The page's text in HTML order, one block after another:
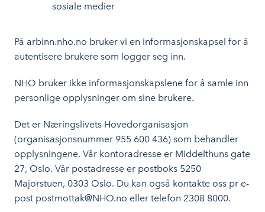
sosiale medier
På arbinn.nho.no bruker vi en informasjonskapsel for å
autentisere brukere som logger seg inn.
NHO bruker ikke informasjonskapslene for å samle inn
personlige opplysninger om sine brukere.
Det er Næringslivets Hovedorganisasjon
(organisasjonsnummer 955 600 436) som behandler
opplysningene. Vår kontoradresse er Middelthuns gate
27, Oslo. Vår postadresse er postboks 5250
Majorstuen, 0303 Oslo. Du kan også kontakte oss pr e-
post postmottak@NHO.no eller telefon 2308 8000.